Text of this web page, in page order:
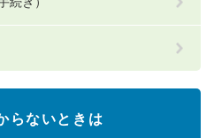
らないときは